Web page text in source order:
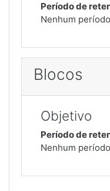
Período de
Nenhum
Blocos
Objetivo
Período de
Nenhum